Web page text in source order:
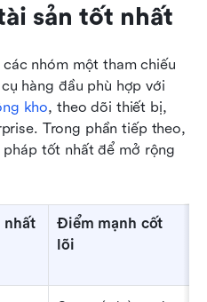
sản tốt nhất
nhóm một tham chiếu
hàng đầu phù hợp với
kho, theo dõi thiết bị,
Trong phần tiếp theo,
tốt nhất để mở rộng
nhất
Điểm mạnh cốt
lõi